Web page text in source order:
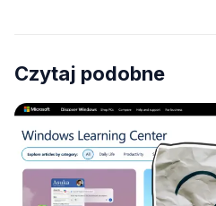
Czytaj podobne